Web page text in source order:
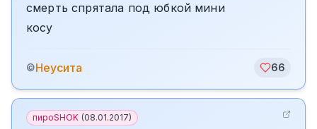
смерть спрятала под юбкой мини
косу
©Неусита 66
пироSHOK (08.01.2017)